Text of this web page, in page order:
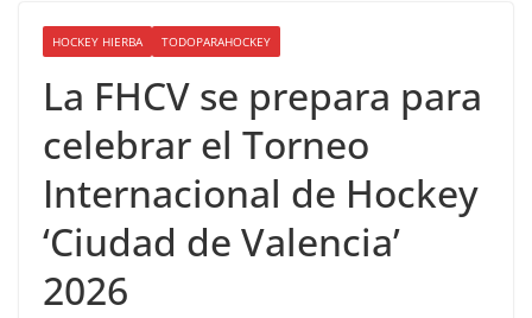
HOCKEY HIERBA TODOPARAHOCKEY
La FHCV se prepara para
celebrar el Torneo
Internacional de Hockey
‘Ciudad de Valencia’
2026